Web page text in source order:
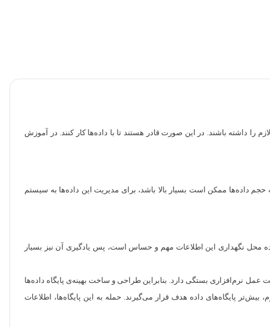
را داشته باشند. در این صورت قادر هستند تا با داده‌ها کار کنند. در آموزش
داده‌ها ممکن است بسیار بالا باشد، برای مدیریت این داده‌ها به سیستم
محل نگهداری این اطلاعات مهم و حساس است، پس یادگیری آن نیز بسیار
نرم‌افزاری بستگی دارد. بنابراین طراحی و ساخت بهینه‌ی پایگاه‌ داده‌ها
پایگاه‌های داده هدف قرار می‌گیرند. حمله به این پایگاه‌ها، اطلاعات